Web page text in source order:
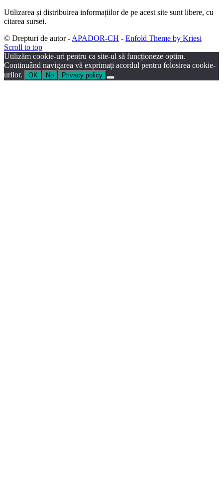
Utilizarea și distribuirea informațiilor de pe acest site sunt libere, cu
citarea sursei.
© Drepturi de autor - APADOR-CH - Enfold Theme by Kriesi
Scroll to top
Utilizăm cookie-uri pentru ca site-ul să funcționeze optim.
Continuând navigarea vă exprimați acordul pentru folosirea cookie-
urilor.
OK No Privacy policy